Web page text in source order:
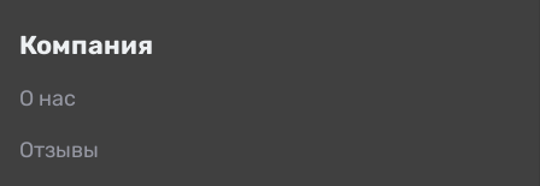
Компания
О нас
Отзывы